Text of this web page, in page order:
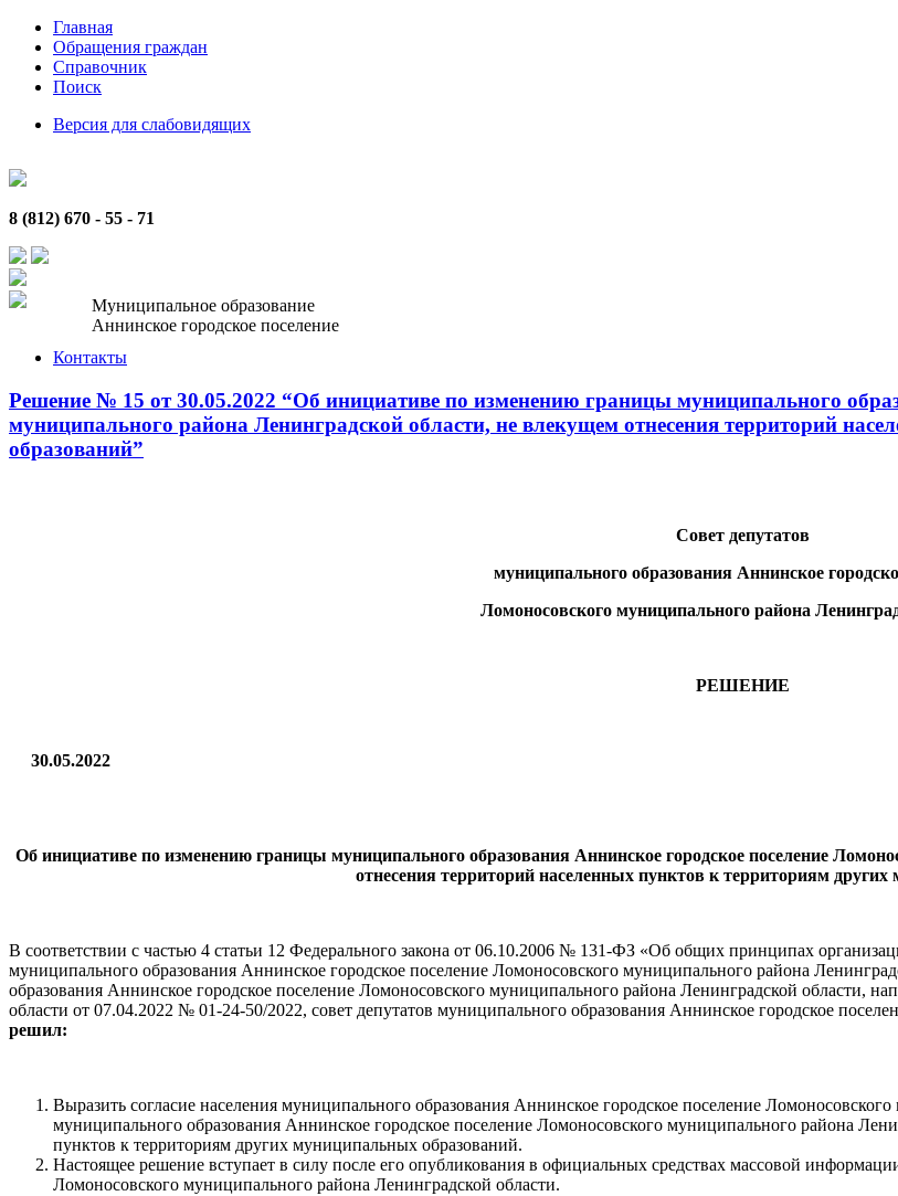
Главная
Обращения граждан
Справочник
Поиск
Версия для слабовидящих
8 (812) 670 - 55 - 71
Муниципальное образование
Аннинское городское поселение
Контакты
Решение № 15 от 30.05.2022 “Об инициативе по изменению границы муниципального
муниципального района Ленинградской области, не влекущем отнесения территорий
образований”
Совет депутатов
муниципального образования Аннинское
Ломоносовского муниципального района
РЕШЕНИЕ
Об инициативе по изменению границы муниципального образования Аннинское городское поселение
отнесения территорий населенных пунктов к территориям
В соответствии с частью 4 статьи 12 Федерального закона от 06.10.2006 № 131-ФЗ «Об общих принципах
муниципального образования Аннинское городское поселение Ломоносовского муниципального района
образования Аннинское городское поселение Ломоносовского муниципального района Ленинградской области,
области от 07.04.2022 № 01-24-50/2022, совет депутатов муниципального образования Аннинское городское
решил:
Выразить согласие населения муниципального образования Аннинское городское поселение
муниципального образования Аннинское городское поселение Ломоносовского муниципального района
пунктов к территориям других муниципальных образований.
Настоящее решение вступает в силу после его опубликования в официальных средствах массовой
Ломоносовского муниципального района Ленинградской области.